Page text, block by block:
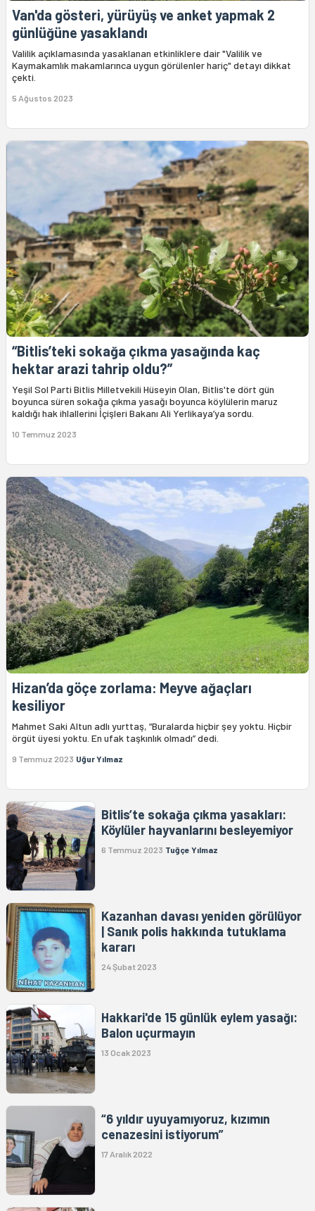
Van'da gösteri, yürüyüş ve anket yapmak 2
günlüğüne yasaklandı
Valilik açıklamasında yasaklanan etkinliklere dair "Valilik ve
Kaymakamlık makamlarınca uygun görülenler hariç" detayı dikkat
çekti.
5 Ağustos 2023
“Bitlis’teki sokağa çıkma yasağında kaç
hektar arazi tahrip oldu?”
Yeşil Sol Parti Bitlis Milletvekili Hüseyin Olan, Bitlis'te dört gün
boyunca süren sokağa çıkma yasağı boyunca köylülerin maruz
kaldığı hak ihlallerini İçişleri Bakanı Ali Yerlikaya’ya sordu.
10 Temmuz 2023
Hizan’da göçe zorlama: Meyve ağaçları
kesiliyor
Mahmet Saki Altun adlı yurttaş, “Buralarda hiçbir şey yoktu. Hiçbir
örgüt üyesi yoktu. En ufak taşkınlık olmadı” dedi.
9 Temmuz 2023 Uğur Yılmaz
Bitlis’te sokağa çıkma yasakları:
Köylüler hayvanlarını besleyemiyor
6 Temmuz 2023 Tuğçe Yılmaz
Kazanhan davası yeniden görülüyor
| Sanık polis hakkında tutuklama
kararı
24 Şubat 2023
Hakkari'de 15 günlük eylem yasağı:
Balon uçurmayın
13 Ocak 2023
“6 yıldır uyuyamıyoruz, kızımın
cenazesini istiyorum”
17 Aralık 2022